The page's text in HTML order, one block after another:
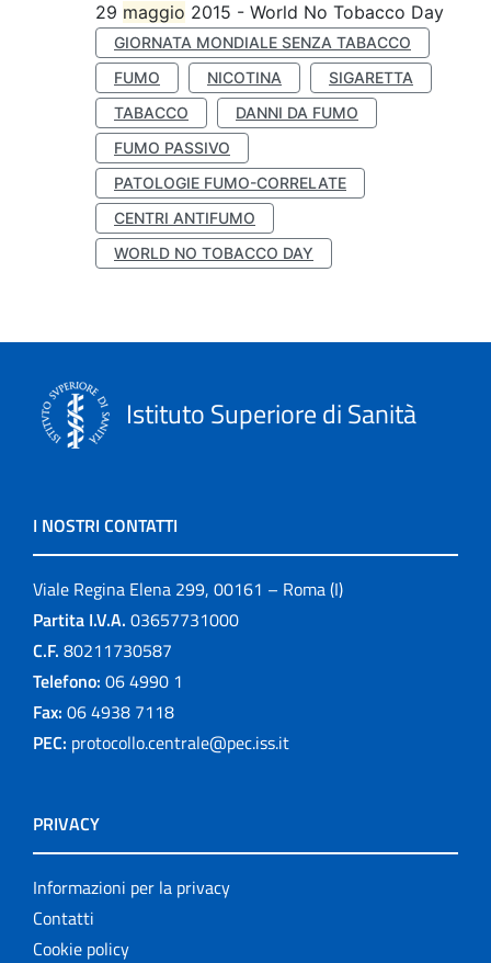
29 maggio 2015 - World No Tobacco Day
GIORNATA MONDIALE SENZA TABACCO
FUMO
NICOTINA
SIGARETTA
TABACCO
DANNI DA FUMO
FUMO PASSIVO
PATOLOGIE FUMO-CORRELATE
CENTRI ANTIFUMO
WORLD NO TOBACCO DAY
Istituto Superiore di Sanità
I NOSTRI CONTATTI
Viale Regina Elena 299, 00161 – Roma (I)
Partita I.V.A. 03657731000
C.F. 80211730587
Telefono: 06 4990 1
Fax: 06 4938 7118
PEC: protocollo.centrale@pec.iss.it
PRIVACY
Informazioni per la privacy
Contatti
Cookie policy